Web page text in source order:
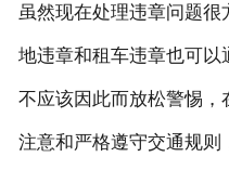
虽然现在处理违章问题
地违章和租车违章也可
不应该因此而放松警惕
注意和严格遵守交通规则